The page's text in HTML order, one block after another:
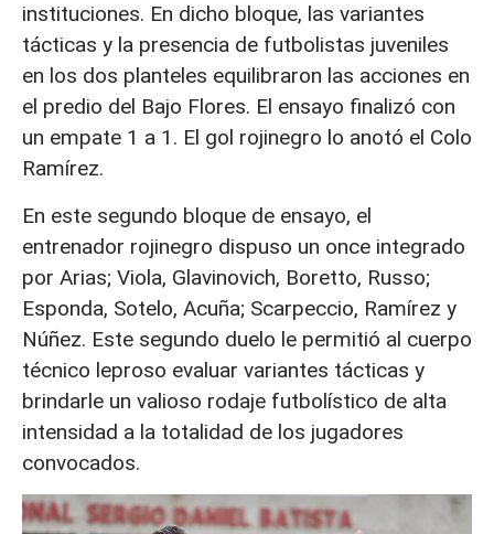
instituciones. En dicho bloque, las variantes
tácticas y la presencia de futbolistas juveniles
en los dos planteles equilibraron las acciones en
el predio del Bajo Flores. El ensayo finalizó con
un empate 1 a 1. El gol rojinegro lo anotó el Colo
Ramírez.
En este segundo bloque de ensayo, el
entrenador rojinegro dispuso un once integrado
por Arias; Viola, Glavinovich, Boretto, Russo;
Esponda, Sotelo, Acuña; Scarpeccio, Ramírez y
Núñez. Este segundo duelo le permitió al cuerpo
técnico leproso evaluar variantes tácticas y
brindarle un valioso rodaje futbolístico de alta
intensidad a la totalidad de los jugadores
convocados.